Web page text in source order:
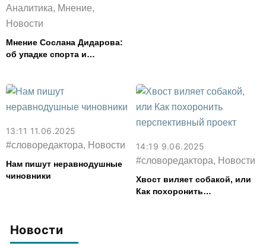
Новости
Аналитика, Мнение,
Новости
Мнение Сослана Дидарова:
об упадке спорта и
Осетии
13:11 11.06.2025
#словоредактора, Новости
Нам пишут неравнодушные
чиновники
14:19 9.06.2025
#словоредактора, Новости
Хвост виляет собакой, или
Как похоронить